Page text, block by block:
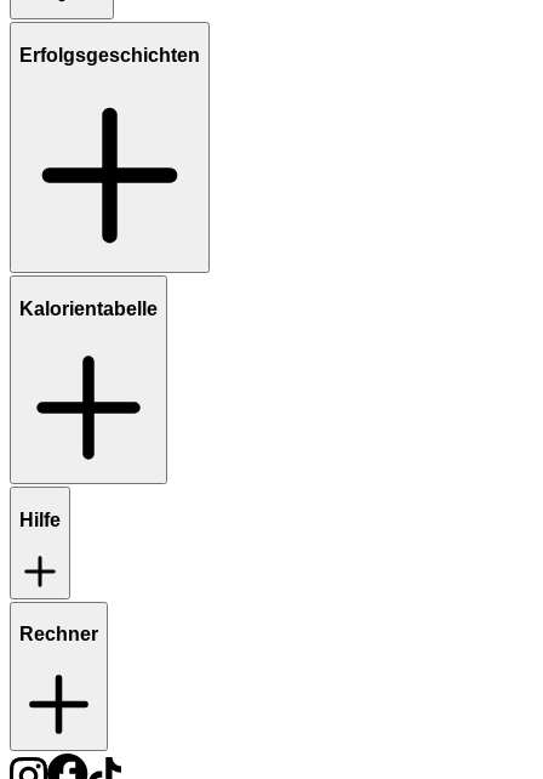
Erfolgsgeschichten
Kalorientabelle
Hilfe
Rechner